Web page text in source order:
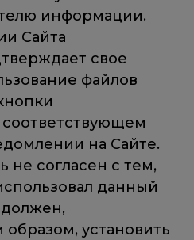
информации.
Сайта
свое
файлов
на Сайте.
не согласен с тем,
данный
установить